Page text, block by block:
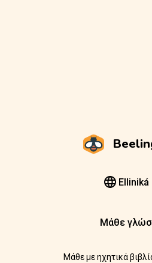
Elliniká
Μάθε
Μάθε με ηχητικά